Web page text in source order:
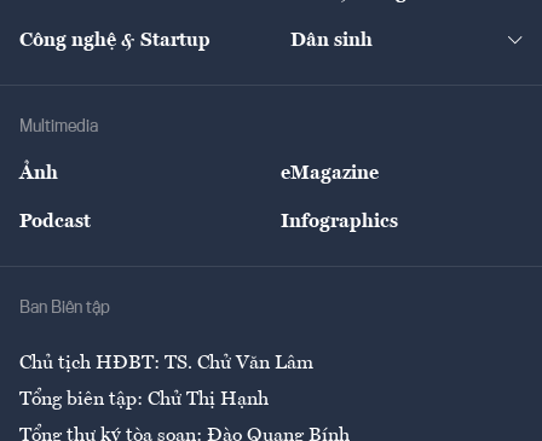
Tư vấn
Thị trường
Nông sản
Giải trí
Công nghệ & Startup Dân sinh
Multimedia
Ảnh eMagazine
Podcast Infographics
Ban Biên tập
Chủ tịch HĐBT: TS. Chử Văn Lâm
Tổng biên tập: Chử Thị Hạnh
Tổng thư ký tòa soạn: Đào Quang Bính